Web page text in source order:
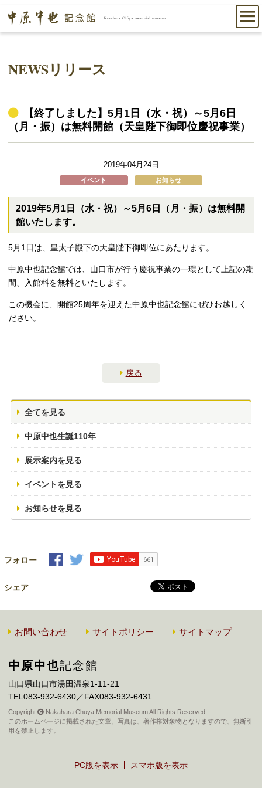
NEWSリリース
全てを見る
中原中也生誕110年
展示案内を見る
イベントを見る
お知らせを見る
【終了しました】5月1日（水・祝）～5月6日
（月・振）は無料開館（天皇陛下御即位慶祝事業）
2019年04月24日
イベント お知らせ
2019年5月1日（水・祝）～5月6日（月・振）は無料開
館いたします。
5月1日は、皇太子殿下の天皇陛下御即位にあたります。
中原中也記念館では、山口市が行う慶祝事業の一環として上記の期
間、入館料を無料といたします。
この機会に、開館25周年を迎えた中原中也記念館にぜひお越しく
ださい。
戻る
フォロー
シェア
お問い合わせ サイトポリシー サイトマップ
中原中也記念館
山口県山口市湯田温泉1-11-21
TEL083-932-6430／FAX083-932-6431
Copyright
Nakahara Chuya Memorial Museum All Rights Reserved.
このホームページに掲載された文章、写真は、著作権対象物となりますので、無断引
用を禁止します。
PC版を表示 スマホ版を表示